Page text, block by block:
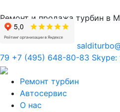
Ремонт и продажа турбин в
79 +7 (495) 648-80-83 Skype:
Ремонт турбин
Автосервис
О нас